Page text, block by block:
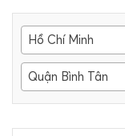
Hồ Chí Minh
Quận Bình Tân